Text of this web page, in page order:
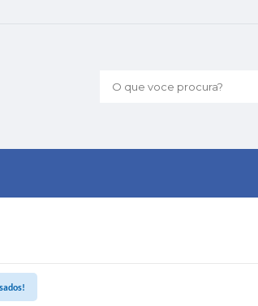
O que voce procura?